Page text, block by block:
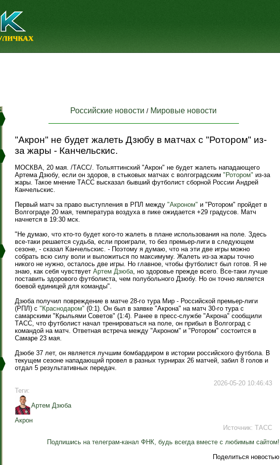
Российские новости / Мировые новости
"Акрон" не будет жалеть Дзюбу в матчах с "Ротором" из-
за жары - Канчельскис.
МОСКВА, 20 мая. /ТАСС/. Тольяттинский "Акрон" не будет жалеть нападающего
Артема Дзюбу, если он здоров, в стыковых матчах с волгоградским "Ротором" из-за
жары. Такое мнение ТАСС высказал бывший футболист сборной России Андрей
Канчельскис.
Первый матч за право выступления в РПЛ между "Акроном" и "Ротором" пройдет в
Волгограде 20 мая, температура воздуха в пике ожидается +29 градусов. Матч
начнется в 19:30 мск.
"Не думаю, что кто-то будет кого-то жалеть в плане использования на поле. Здесь
все-таки решается судьба, если проиграли, то без премьер-лиги в следующем
сезоне, - сказал Канчельскис. - Поэтому я думаю, что на эти две игры можно
собрать всю силу воли и выложиться по максимуму. Жалеть из-за жары точно
никого не нужно, осталось две игры. Но главное, чтобы футболист был готов. Я не
знаю, как себя чувствует Артем Дзюба, но здоровье прежде всего. Все-таки лучше
поставить здорового футболиста, чем полубольного Дзюбу. Но он точно является
боевой единицей для команды".
Дзюба получил повреждение в матче 28-го тура Мир - Российской премьер-лиги
(РПЛ) с "Краснодаром" (0:1). Он был в заявке "Акрона" на матч 30-го тура с
самарскими "Крыльями Советов" (1:4). Ранее в пресс-службе "Акрона" сообщили
ТАСС, что футболист начал тренироваться на поле, он прибыл в Волгоград с
командой на матч. Ответная встреча между "Акроном" и "Ротором" состоится в
Самаре 23 мая.
Дзюбе 37 лет, он является лучшим бомбардиром в истории российского футбола. В
текущем сезоне нападающий провел в разных турнирах 26 матчей, забил 8 голов и
отдал 5 результативных передач.
2026-05-20 10:46:43
Теги:
Артем Дзюба
Акрон
Источник: ТАСС
Подпишись на телеграм-канал ФНК, будь всегда вместе с любимым сайтом!
Поделиться новостью